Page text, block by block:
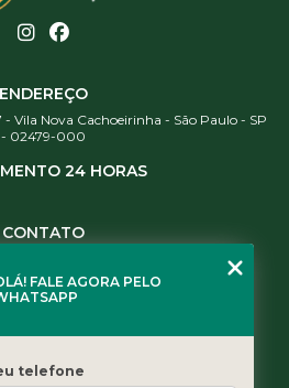
ENDEREÇO
Vila Nova Cachoeirinha - São Paulo - SP
- 02479-000
24 HORAS
CONTATO
(11) 3461-5871
FALE AGORA PELO
telefone